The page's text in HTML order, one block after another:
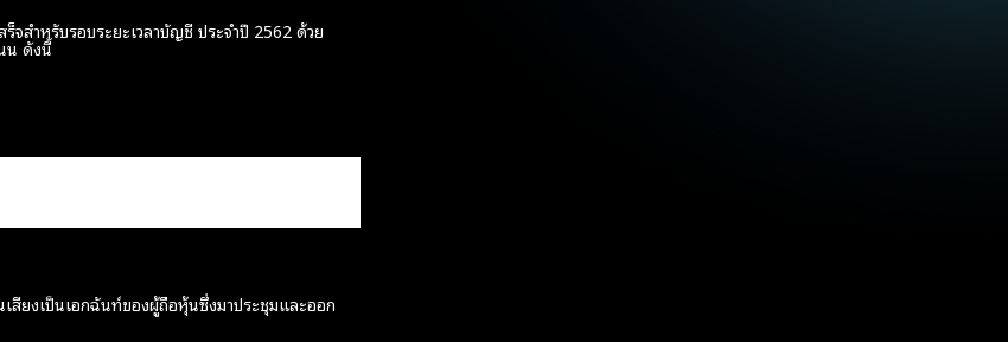
สำหรับรอบระยะเวลาบัญชี ประจำปี 2562 ด้วย
น ดังนี้
เป็นร้อยละ 100
งเป็นเอกฉันท์ของผู้ถือหุ้นซึ่งมาประชุมและออก